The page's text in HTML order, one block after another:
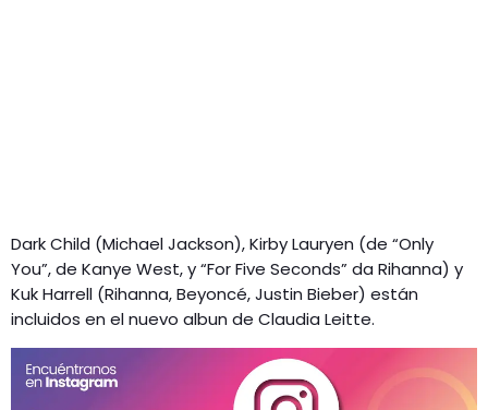
Dark Child (Michael Jackson), Kirby Lauryen (de “Only
You”, de Kanye West, y “For Five Seconds” da Rihanna) y
Kuk Harrell (Rihanna, Beyoncé, Justin Bieber) están
incluidos en el nuevo albun de Claudia Leitte.